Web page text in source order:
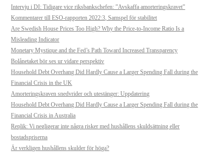
Intervju i DI: Tidigare vice riksbankschefen: ”Avskaffa amorteringskravet”
Kommentarer till ESO-rapporten 2022:3, Samspel för stabilitet
Are Swedish House Prices Too High? Why the Price-to-Income Ratio Is a
Misleading Indicator
Monetary Mystique and the Fed’s Path Toward Increased Transparency
Bolånetaket bör ses ur vidare perspektiv
Household Debt Overhang Did Hardly Cause a Larger Spending Fall during the
Financial Crisis in the UK
Amorteringskraven snedvrider och utestänger: Uppdatering
Household Debt Overhang Did Hardly Cause a Larger Spending Fall during the
Financial Crisis in Australia
Replik: Vi negligerar inte några risker med hushållens skuldsättning eller
bostadspriserna
Är verkligen hushållens skulder för höga?